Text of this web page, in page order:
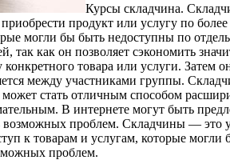
Курсы склaдчинa.
продукт или услугу по
могли бы быть недоступны по
так как он позволяет сэкономить
товара или услуги. Затем
между участниками группы.
стать отличным способом
В интернете могут быть
возможных проблем. Складчины — это
к товарам и услугам, которые
проблем.